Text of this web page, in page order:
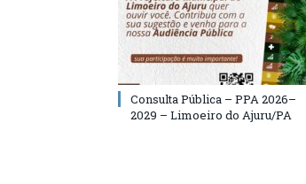
Consulta Pública – PPA 2026–
2029 – Limoeiro do Ajuru/PA